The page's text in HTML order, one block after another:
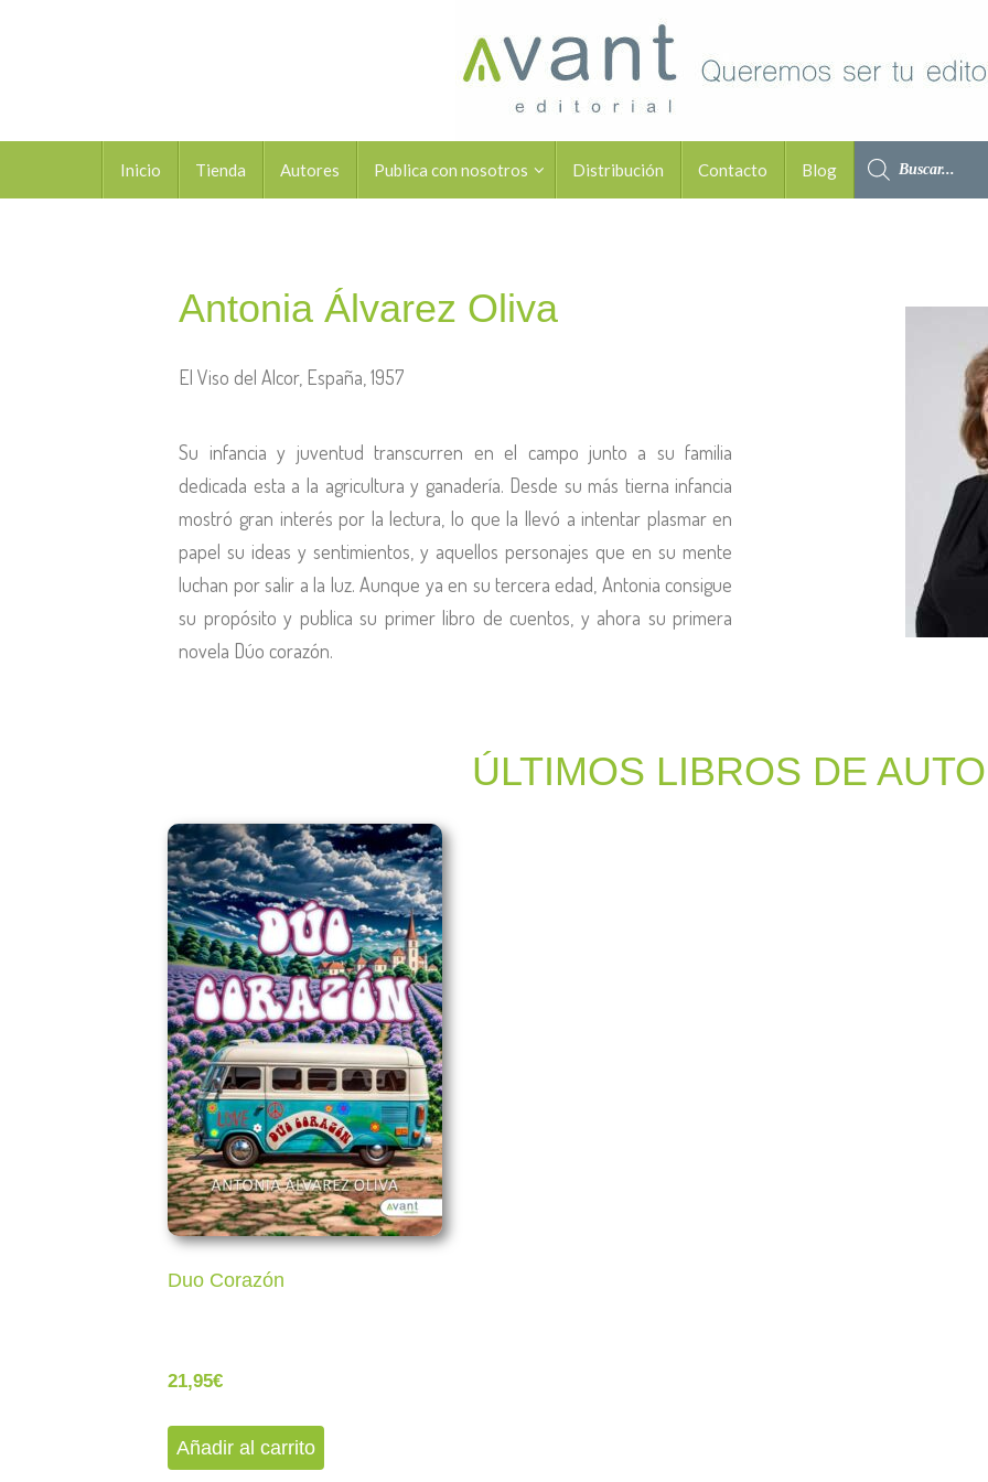
Inicio Tienda Autores Publica con nosotros Distribución Contacto Blog
Antonia Álvarez Oliva
El Viso del Alcor, España, 1957
Su infancia y juventud transcurren en el campo junto a su familia
dedicada esta a la agricultura y ganadería. Desde su más tierna infancia
mostró gran interés por la lectura, lo que la llevó a intentar plasmar en
papel su ideas y sentimientos, y aquellos personajes que en su mente
luchan por salir a la luz. Aunque ya en su tercera edad, Antonia consigue
su propósito y publica su primer libro de cuentos, y ahora su primera
novela Dúo corazón.
ÚLTIMOS LIBROS DE
Duo Corazón
21,95€
Añadir al carrito